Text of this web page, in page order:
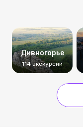
Дивногорье
114 экскурсий